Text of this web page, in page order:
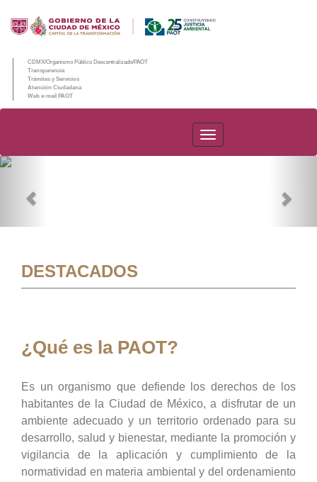
CDMX/Organismo Público Descentralizado/PAOT
Transparencia
Trámites y Servicios
Atención Ciudadana
Web e-mail PAOT
PAOT
DESTACADOS
¿Qué es la PAOT?
Es un organismo que defiende los derechos de los
habitantes de la Ciudad de México, a disfrutar de un
ambiente adecuado y un territorio ordenado para su
desarrollo, salud y bienestar, mediante la promoción y
vigilancia de la aplicación y cumplimiento de la
normatividad en materia ambiental y del ordenamiento